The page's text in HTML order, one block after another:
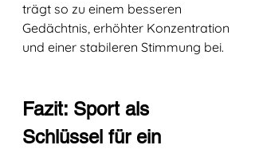
trägt so zu einem besseren
Gedächtnis, erhöhter Konzentration
und einer stabileren Stimmung bei.
Fazit: Sport als
Schlüssel für ein